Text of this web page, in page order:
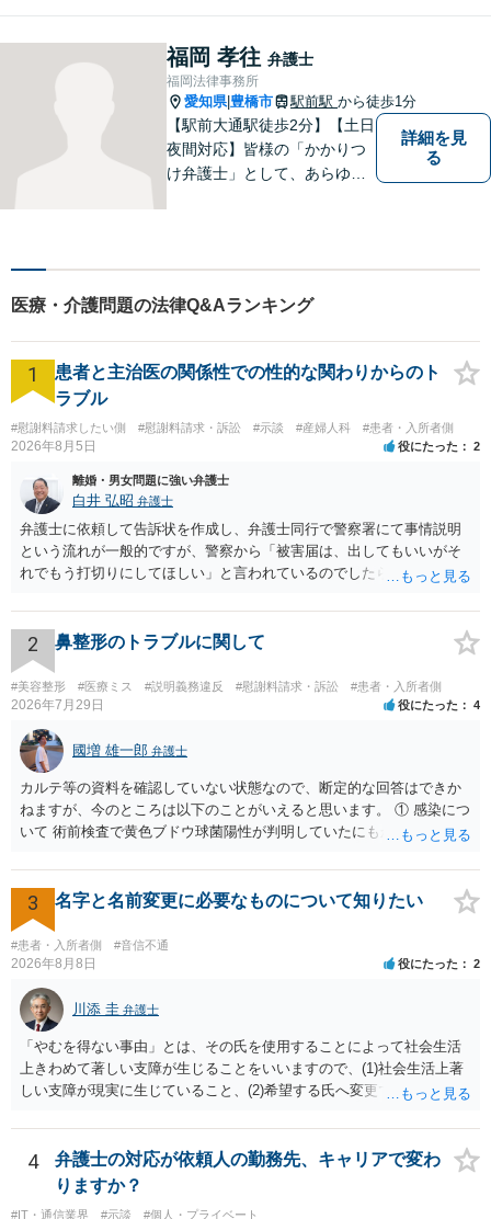
がら、尽力させていただきま
すので、お気軽にお問い合わ
せ下さい。
福岡 孝往 弁護士
福岡法律事務所
愛知県| 豊橋市 駅前駅 から徒歩1分
【駅前大通駅徒歩2分】【土日
夜間対応】皆様の「かかりつ
け弁護士」として、あらゆる
きます。まずはお気軽にご相
談ください。
詳細を見
る
医療・介護問題の法律Q&Aランキング
1
患者と主治医の関係性での性的な関わりからのト
ラブル
#慰謝料請求したい側 #慰謝料請求・訴訟 #示談 #産婦人科 #患者・入所者側
2026年8月5日 役にたった 2
離婚・男女問題に強い弁護士
白井 弘昭 弁護士
弁護士に依頼して告訴状を作成し、弁護士同行で警察署にて事情説明
という流れが一般的ですが、警察から「被害届は、出してもいいがそ
れでもう打切りにしてほしい」と言われているのでしたら、あまり結
検察庁に訴えるのもありかもしれないですが、実際に捜査をするの
は、結局所轄だと思われますので、やはり結論は変わらないかもしれ
ないです。 一度、最寄りの「刑事に強い」とうたっている弁護士に相
談してみてはいかがでしょうか。 以上、ご参考まで。
2 鼻整形のトラブルに関して
#美容整形 #医療ミス #説明義務違反 #慰謝料請求・訴訟 #患者・入所者側
2026年7月29日 役にたった 4
國増 雄一郎 弁護士
カルテ等の資料を確認していない状態なので、断定的な回答はできか
ねますが、今のところは以下のことがいえると思います。 ① 感染につ
いて 術前検査で黄色ブドウ球菌陽性が判明していたにもかかわらず、
的な医療水準に照らして相当でないと判断された場合には、相手方の
過失が認められる可能性があります。 当時の標準的な医療水準につい
ては、リサーチの必要性があると思います。 ② 肋軟骨採取について
仮に左右でリスクが著しくことなるという事実が立証できるのであれ
ば、それに関する説明や選択の機会が与えられなかったことは、説明
義務違反にあたり、慰謝料が請求できる可能性があります。 ③ 鼻孔縁
挙上について 施術内容に「鼻孔緑挙上」が含まれる合意がある事実
と、それを相手方が勝手に取りやめた事実を立証できれば、債務不履
行責任を追及できる可能性があります。 また術中の変更可能性に関す
る事前の説明がなされていないのであれば、説明義務違反にあたり、
これについても損害賠償請求できる可能性があります。 詳しくは、術
緑挙上が含まれる合意がある事実を推認させる事実になると思われま
す。 ④当初の手術費用の返金や、他院での修正手術費用についても補
3 名字と名前変更に必要なものについて知りたい
#患者・入所者側 #音信不通
2026年8月8日 役にたった 2
川添 圭 弁護士
「やむを得ない事由」とは、その氏を使用することによって社会生活
上きわめて著しい支障が生じることをいいますので、(1)社会生活上著
しい支障が現実に生じていること、(2)希望する氏へ変更できればその
できるかどうかがポイントです。 記録中に現れた一切の事情が判断対
象ですので、上記(1)と(2)を説明できる資料は全て（ただし理路整然
に）提出することが必要になります。「フラッシュバック」とのこと
なので、例えば、医学上確立されているPTSDの診断基準に合致した説
4
弁護士の対応が依頼人の勤務先、キャリアで変わ
りますか？
#IT・通信業界 #示談 #個人・プライベート